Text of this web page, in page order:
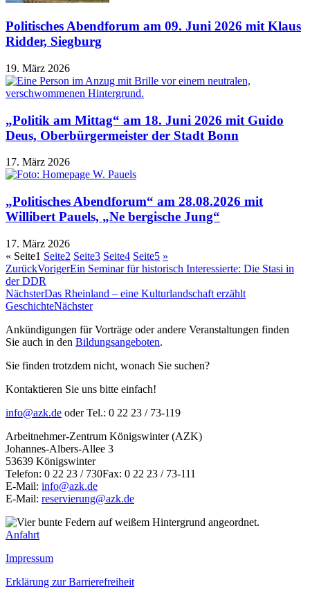
Politisches Abendforum am 09. Juni 2026 mit Klaus
Ridder, Siegburg
19. März 2026
„Politik am Mittag“ am 18. Juni 2026 mit Guido
Deus, Oberbürgermeister der Stadt Bonn
17. März 2026
„Politisches Abendforum“ am 28.08.2026 mit
Willibert Pauels, „Ne bergische Jung“
17. März 2026
« Seite1 Seite2 Seite3 Seite4 Seite5 »
ZurückVorigerEin Seminar für historisch Interessierte: Die Stasi in
der DDR
NächsterDas Rheinland – eine Kulturlandschaft erzählt
GeschichteNächster
Ankündigungen für Vorträge oder andere Veranstaltungen finden
Sie auch in den Bildungsangeboten.
Sie finden trotzdem nicht, wonach Sie suchen?
Kontaktieren Sie uns bitte einfach!
info@azk.de oder Tel.: 0 22 23 / 73-119
Arbeitnehmer-Zentrum Königswinter (AZK)
Johannes-Albers-Allee 3
53639 Königswinter
Telefon: 0 22 23 / 730Fax: 0 22 23 / 73-111
E-Mail: info@azk.de
E-Mail: reservierung@azk.de
Anfahrt
Impressum
Erklärung zur Barrierefreiheit